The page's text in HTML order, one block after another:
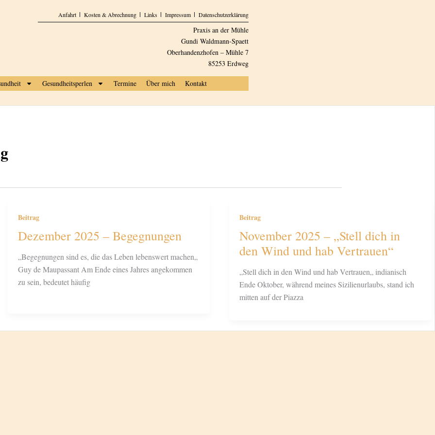
Anfahrt Kosten & Abrechnung Links Impressum Datenschutzerklärung
Praxis an der Mühle
Gundi Waldmann-Spaett
Oberhandenzhofen – Mühle 7
85253 Erdweg
Gesundheitsperlen Termine Über mich Kontakt
Beitrag
Dezember 2025 – Begegnungen
„Begegnungen sind es, die das Leben lebenswert machen„
Guy de Maupassant Am Ende eines Jahres angekommen
zu sein, bedeutet häufig
Beitrag
November 2025 – „Stell dich in
den Wind und hab Vertrauen“
„Stell dich in den Wind und hab Vertrauen„ indianisch
Ende Oktober, während meines Sizilienurlaubs, stand ich
mitten auf der Piazza